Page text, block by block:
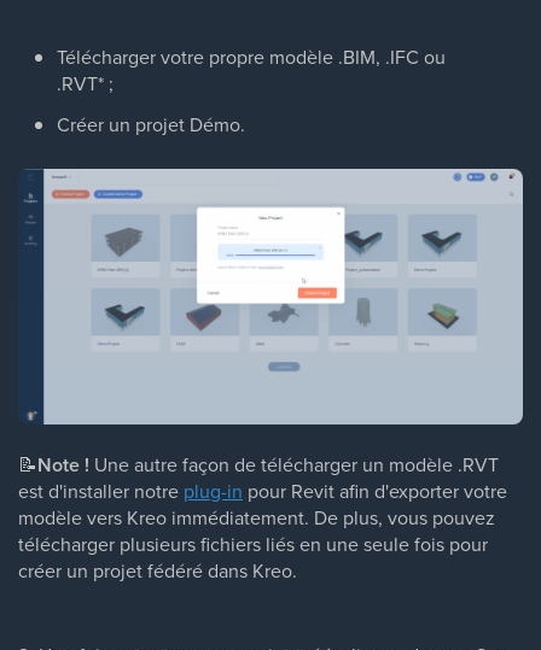
Télécharger votre propre modèle .BIM, .IFC ou
.RVT* ;
Créer un projet Démo.
📝Note ! Une autre façon de télécharger un modèle .RVT
est d'installer notre plug-in pour Revit afin d'exporter votre
modèle vers Kreo immédiatement. De plus, vous pouvez
télécharger plusieurs fichiers liés en une seule fois pour
créer un projet fédéré dans Kreo.